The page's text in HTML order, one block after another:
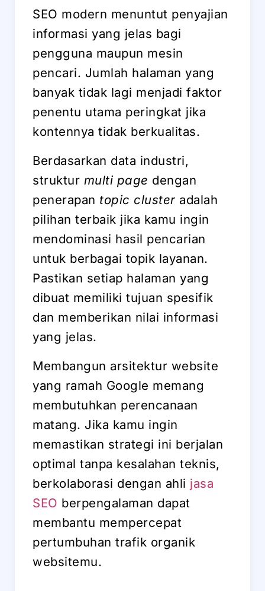
SEO modern menuntut penyajian
informasi yang jelas bagi
pengguna maupun mesin
pencari. Jumlah halaman yang
banyak tidak lagi menjadi faktor
penentu utama peringkat jika
kontennya tidak berkualitas.
Berdasarkan data industri,
struktur multi page dengan
penerapan topic cluster adalah
pilihan terbaik jika kamu ingin
mendominasi hasil pencarian
untuk berbagai topik layanan.
Pastikan setiap halaman yang
dibuat memiliki tujuan spesifik
dan memberikan nilai informasi
yang jelas.
Membangun arsitektur website
yang ramah Google memang
membutuhkan perencanaan
matang. Jika kamu ingin
memastikan strategi ini berjalan
optimal tanpa kesalahan teknis,
berkolaborasi dengan ahli jasa
SEO berpengalaman dapat
membantu mempercepat
pertumbuhan trafik organik
websitemu.